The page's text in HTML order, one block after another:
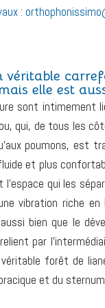
:
véritable
elle est
sont intimement
qui, de tous les
poumons, est
et plus
l’espace qui les
vibration riche
bien que le
par
forêt de
et du sternum